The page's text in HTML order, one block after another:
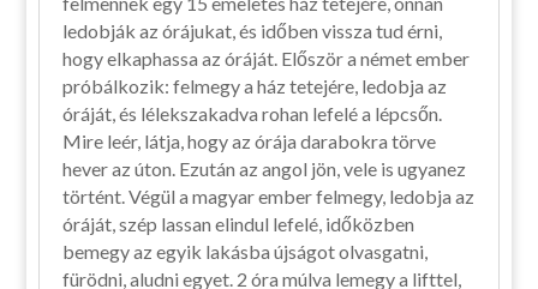
ledobják az órájukat, és időben vissza tud érni,
hogy elkaphassa az óráját. Először a német ember
próbálkozik: felmegy a ház tetejére, ledobja az
óráját, és lélekszakadva rohan lefelé a lépcsőn.
Mire leér, látja, hogy az órája darabokra törve
hever az úton. Ezután az angol jön, vele is ugyanez
történt. Végül a magyar ember felmegy, ledobja az
óráját, szép lassan elindul lefelé, időközben
bemegy az egyik lakásba újságot olvasgatni,
fürödni, aludni egyet. 2 óra múlva lemegy a lifttel,